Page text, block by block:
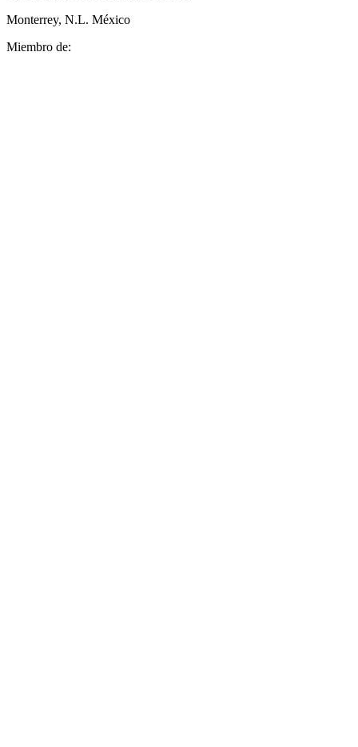
Monterrey, N.L. México
Miembro de: